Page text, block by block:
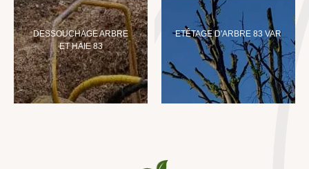
DESSOUCHAGE ARBRE
ET HAIE 83
ETÊTAGE D'ARBRE 83 VAR